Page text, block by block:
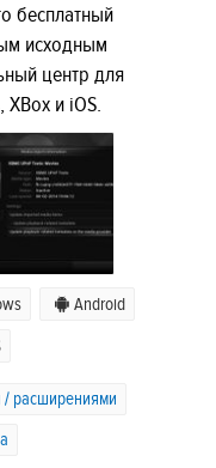
бесплатный
исходным
центр для
XBox и iOS.
Android
/ расширениями